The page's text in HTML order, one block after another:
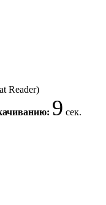
Reader)
9 сек.